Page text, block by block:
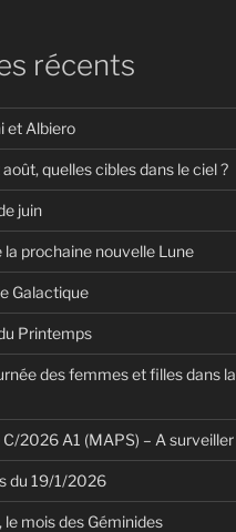
récents
et Albiero
quelles cibles dans le ciel ?
juin
prochaine nouvelle Lune
Galactique
Printemps
des femmes et filles dans la
2026 A1 (MAPS) – A surveiller
du 19/1/2026
le mois des Géminides